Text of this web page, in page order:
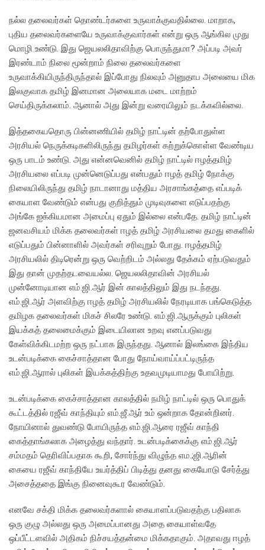
நல்ல தலைவர்கள் தொண்டர்களை உருவாக்குவதில்லை. மாறாக,
புதிய தலைவர்களையே உருவாக்குவார்கள் என்று ஒரு ஆங்கில முது
மொழி உண்டு. இது ஜெயலலிதாவிற்கு பொருந்துமா? அப்படி அவர்
இரண்டாம் நிலை மூன்றாம் நிலை தலைவர்களை
உருவாக்கியிருந்திருந்தால் இப்போது நிலவும் அனுதாப அலையை மிக
இலகுவாக தமிழ் இனமான அலையாக மடை மாற்றம்
செய்திருக்கலாம். ஆனால் அது இன்று வரையிலும் நடக்கவில்லை.
இத்தகையதொரு பின்னணியில் தமிழ் நாட்டின் தற்போதுள்ள
அரசியல் நெருக்கடிகளிலிருந்து தமிழர்கள் கற்றுக்கொள்ள வேண்டிய
ஒரு பாடம் உண்டு. அது என்னவெனில் தமிழ் நாட்டில் ஈழத்தமிழ்
அரசியலை எப்படி முன்னெடுப்பது என்பதும் ஈழத் தமிழ் நோக்கு
நிலையிலிருந்து தமிழ் நாடானாது மத்திய அரசாங்கத்தை எப்படிக்
கையாள வேண்டும் என்பது குறித்தும் முடிவுகளை எடுப்பதற்கு
அங்கே ஐக்கியமான அமைப்பு ஏதும் இல்லை என்பதே. தமிழ் நாட்டின்
ஜனவசியம் மிக்க தலைவர்கள் ஈழத் தமிழ் அரசியலை தமது கைளில்
எடுப்பதும் பின்னாளில் அவர்கள் சரிவுறும் போது. ஈழத்தமிழ்
அரசியலில் திடிரென்று ஒரு வெற்றிடம் அல்லது தேக்கம் ஏற்படுவதும்
இது தான் முதற்தடவையல்ல. ஜெயலலிதாவின் அரசியல்
முன்னோடியான எம்.ஜி.ஆர் இன் காலத்திலும் இது நடந்தது.
எம்.ஜி.ஆர் அளவிற்கு ஈழத் தமிழ் அரசியலில் நேரடியாக பங்கெடுத்த
தமிழக தலைவர்கள் மிகச் சிலரே உண்டு. எம்.ஜி.ஆருக்கும் புலிகள்
இயக்கத் தலைமைக்கும் இடையிலான உறவு எனப்படுவது
கேள்விக்கிடமற்ற ஒரு நட்பாக இருந்தது. ஆனால் இலங்கை இந்திய
உடன்படிக்கை கைச்சாத்தான போது நோய்வாய்ப்பட்டிருந்த
எம்.ஜி.ஆரால் புலிகள் இயக்கத்திற்கு உதவமுடியாமது போயிற்று.
உடன்படிக்கை கைச்சாத்தான காலத்தில் நமிழ் நாட்டில் ஒரு பொதுக்
கூட்டத்தில் ரஜீவ் காந்தியும் எம்.ஜீ.ஆர் உம் ஒன்றாக தோன்றினர்.
நோயினால் துவண்டு போயிருந்த எம்.ஜி.ஆரை ரஜீவ் காந்தி
கைத்தாங்கலாக அழைத்து வந்தார். உடன்படிக்கைக்கு எம்.ஜி.ஆர்
சம்மதம் தெரிவிப்பதாக கூறி, சோர்ந்து விழுந்த எம.;ஜி.ஆரின்
கையை ரஜீவ் காந்தியே உயர்த்திப் பிடித்து தனது கையோடு சேர்த்து
அசைத்ததை இங்கு நினைவுகூர வேண்டும்.
எனவே சக்தி மிக்க தலைவர்களால் கையாளப்படுவதற்கு பதிலாக
ஒரு குழு அல்லது ஒரு அமைப்பானது அதை கையாள்வதே
ஒப்பீட்டளவில் அதிகம் நிச்சயத்தன்மை மிக்கதாகும். அதாவது ஈழத்